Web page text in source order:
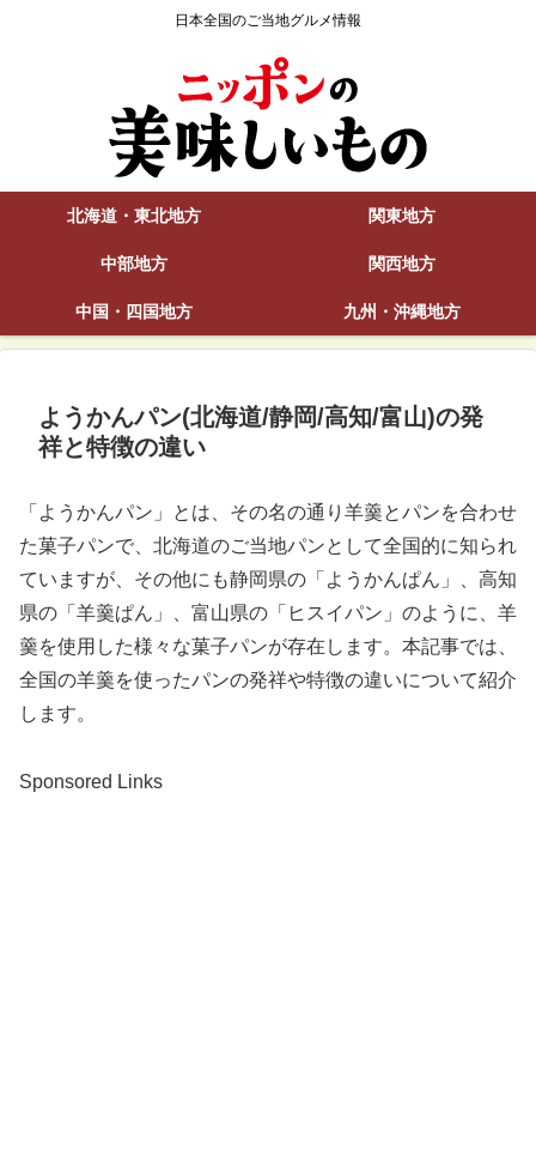
日本全国のご当地グルメ情報
北海道・東北地方 関東地方
中部地方 関西地方
中国・四国地方 九州・沖縄地方
ようかんパン(北海道/静岡/高知/富山)の発
祥と特徴の違い
「ようかんパン」とは、その名の通り羊羹とパンを合わせ
た菓子パンで、北海道のご当地パンとして全国的に知られ
ていますが、その他にも静岡県の「ようかんぱん」、高知
県の「羊羹ぱん」、富山県の「ヒスイパン」のように、羊
羹を使用した様々な菓子パンが存在します。本記事では、
全国の羊羹を使ったパンの発祥や特徴の違いについて紹介
します。
Sponsored Links